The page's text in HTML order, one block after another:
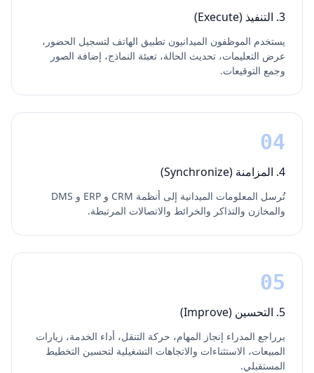
3. التنفيذ (Execute)
يستخدم الموظفون الميدانيون تطبيق الهاتف لتسجيل الحضور،
عرض التعليمات، تحديث الحالة، تعبئة النماذج، إضافة الصور
وجمع التوقيعات.
04
4. المزامنة (Synchronize)
تُرسل المعلومات الميدانية إلى أنظمة CRM و ERP و DMS
والمخازن والتذاكر والخرائط والاتصالات المرتبطة.
05
5. التحسين (Improve)
يرراجع المدراء إنجاز المهام، حركة التنقل، أداء الخدمة، زيارات
المبيعات، الاستثناءات والاتجاهات التشغيلية لتحسين التخطيط
المستقبلي.